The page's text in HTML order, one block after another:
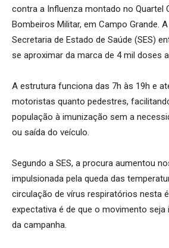
contra a Influenza montado no Quartel
Bombeiros Militar, em Campo Grande.
Secretaria de Estado de Saúde (SES)
se aproximar da marca de 4 mil doses
A estrutura funciona das 7h às 19h e
motoristas quanto pedestres,
população à imunização sem a
ou saída do veículo.
Segundo a SES, a procura aumentou
impulsionada pela queda das
circulação de vírus respiratórios nesta
expectativa é de que o movimento
da campanha.